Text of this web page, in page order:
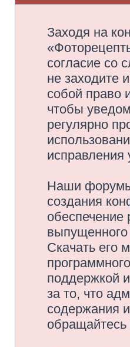
Заходя на
согласие со
не заходите
собой право
чтобы
регулярно
исправления
Наши форумы
создания
обеспечение
Скачать его
поддержкой
за то, что
содержания
обращайтесь